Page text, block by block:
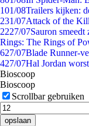
101/08Trailers kijken:
231/07Attack of the
2227/07Sauron
Rings: The Rings of
627/07Blade Runner-
427/07Hal Jordan
Bioscoop
Bioscoop
Scrollbar gebruiken
opslaan